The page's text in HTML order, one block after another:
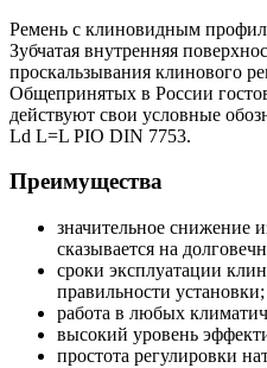
Ремень с клиновидным
Зубчатая внутренняя
проскальзывания клинового
Общепринятых в России
действуют свои условные
Ld L=L PIO DIN 7753.
Преимущества
значительное снижение
сказывается на
сроки эксплуатации
правильности установки;
работа в любых
высокий уровень
простота регулировки